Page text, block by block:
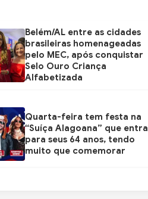
Belém/AL entre as cidades
brasileiras homenageadas
pelo MEC, após conquistar
Selo Ouro Criança
Alfabetizada
Quarta-feira tem festa na
“Suíça Alagoana” que entra
para seus 64 anos, tendo
muito que comemorar